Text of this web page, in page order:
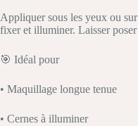
Appliquer sous les yeux ou
fixer et illuminer. Laisser
🎯 Idéal pour
• Maquillage longue tenue
• Cernes à illuminer